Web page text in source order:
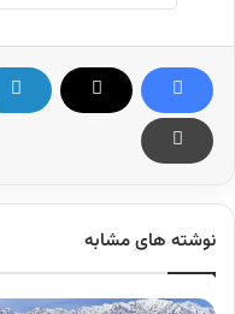
نوشته های مشابه